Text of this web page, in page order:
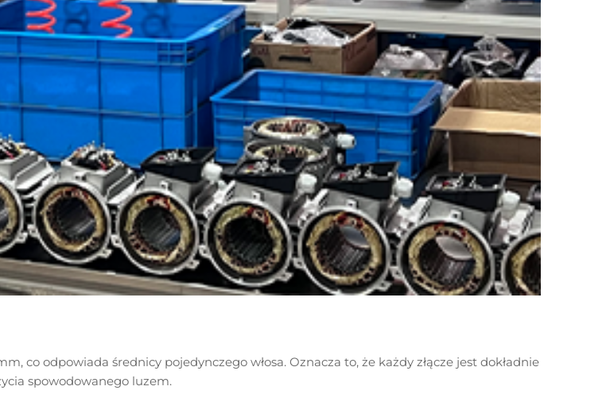
co odpowiada średnicy pojedynczego włosa. Oznacza to, że każdy złącze jest dokładnie
spowodowanego luzem.